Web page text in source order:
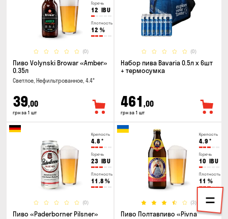
Горечь
12 IBU
Плотность
12 %
(0)
Пиво Volynski Browar «Amber»
0.35л
Светлое, Нефильтрованное, 4.4°
39,00
грн за 1 шт
(0)
Набор пива Bavaria 0.5л х 6шт
+ термосумка
461 ,00
грн за 1 шт
Крепость
4.8 °
Горечь
23 IBU
Плотность
11.8 %
(0)
Пиво «Paderborner Pilsner»
Крепость
4.9 °
Горечь
10 IBU
Плотность
11 %
(3)
Пиво Полтавпиво «Pivna